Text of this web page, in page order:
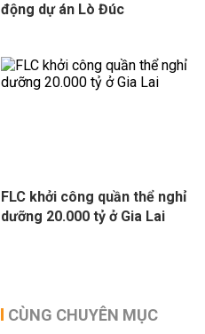
động dự án Lò Đúc
FLC khởi công quần thể nghỉ
dưỡng 20.000 tỷ ở Gia Lai
CÙNG CHUYÊN MỤC